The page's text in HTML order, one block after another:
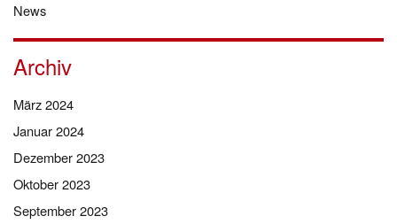
News
Archiv
März 2024
Januar 2024
Dezember 2023
Oktober 2023
September 2023